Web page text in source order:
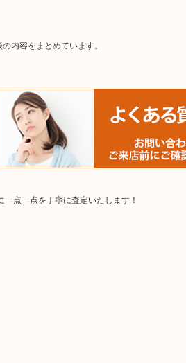
内容をまとめています。
点一点を丁寧に査定いたします！